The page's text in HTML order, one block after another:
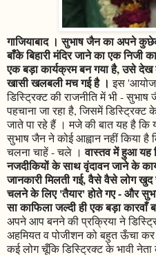
गाजियाबाद । सुभाष जैन का अपने
बाँके बिहारी मंदिर जाने का एक निजी
एक बड़ा कार्यक्रम बन गया है, उसे
खासी खलबली मच गई है ।इस
डिस्ट्रिक्ट की राजनीति में भी -
पहचाना जा रहा है, जिसमें
जाते पा रहे हैं । मजे की बात यह है कि
सुभाष जैन ने कोई आह्वान नहीं किया है
चलना चाहें - चले ।वास्तव में हुआ
नजदीकियों के साथ वृंदावन जाने के
जानकारी मिलती गई, वैसे वैसे लोग
चलने के लिए 'तैयार' होते गए - और
सा काफिला जल्दी ही एक बड़ा कारवाँ
अपने आप बनने की प्रक्रिया ने
अहमियत व पोजीशन को बहुत ऊँचा
कई लोग चूँकि डिस्ट्रिक्ट के भावी